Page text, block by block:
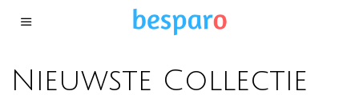
Nieuwste Collectie